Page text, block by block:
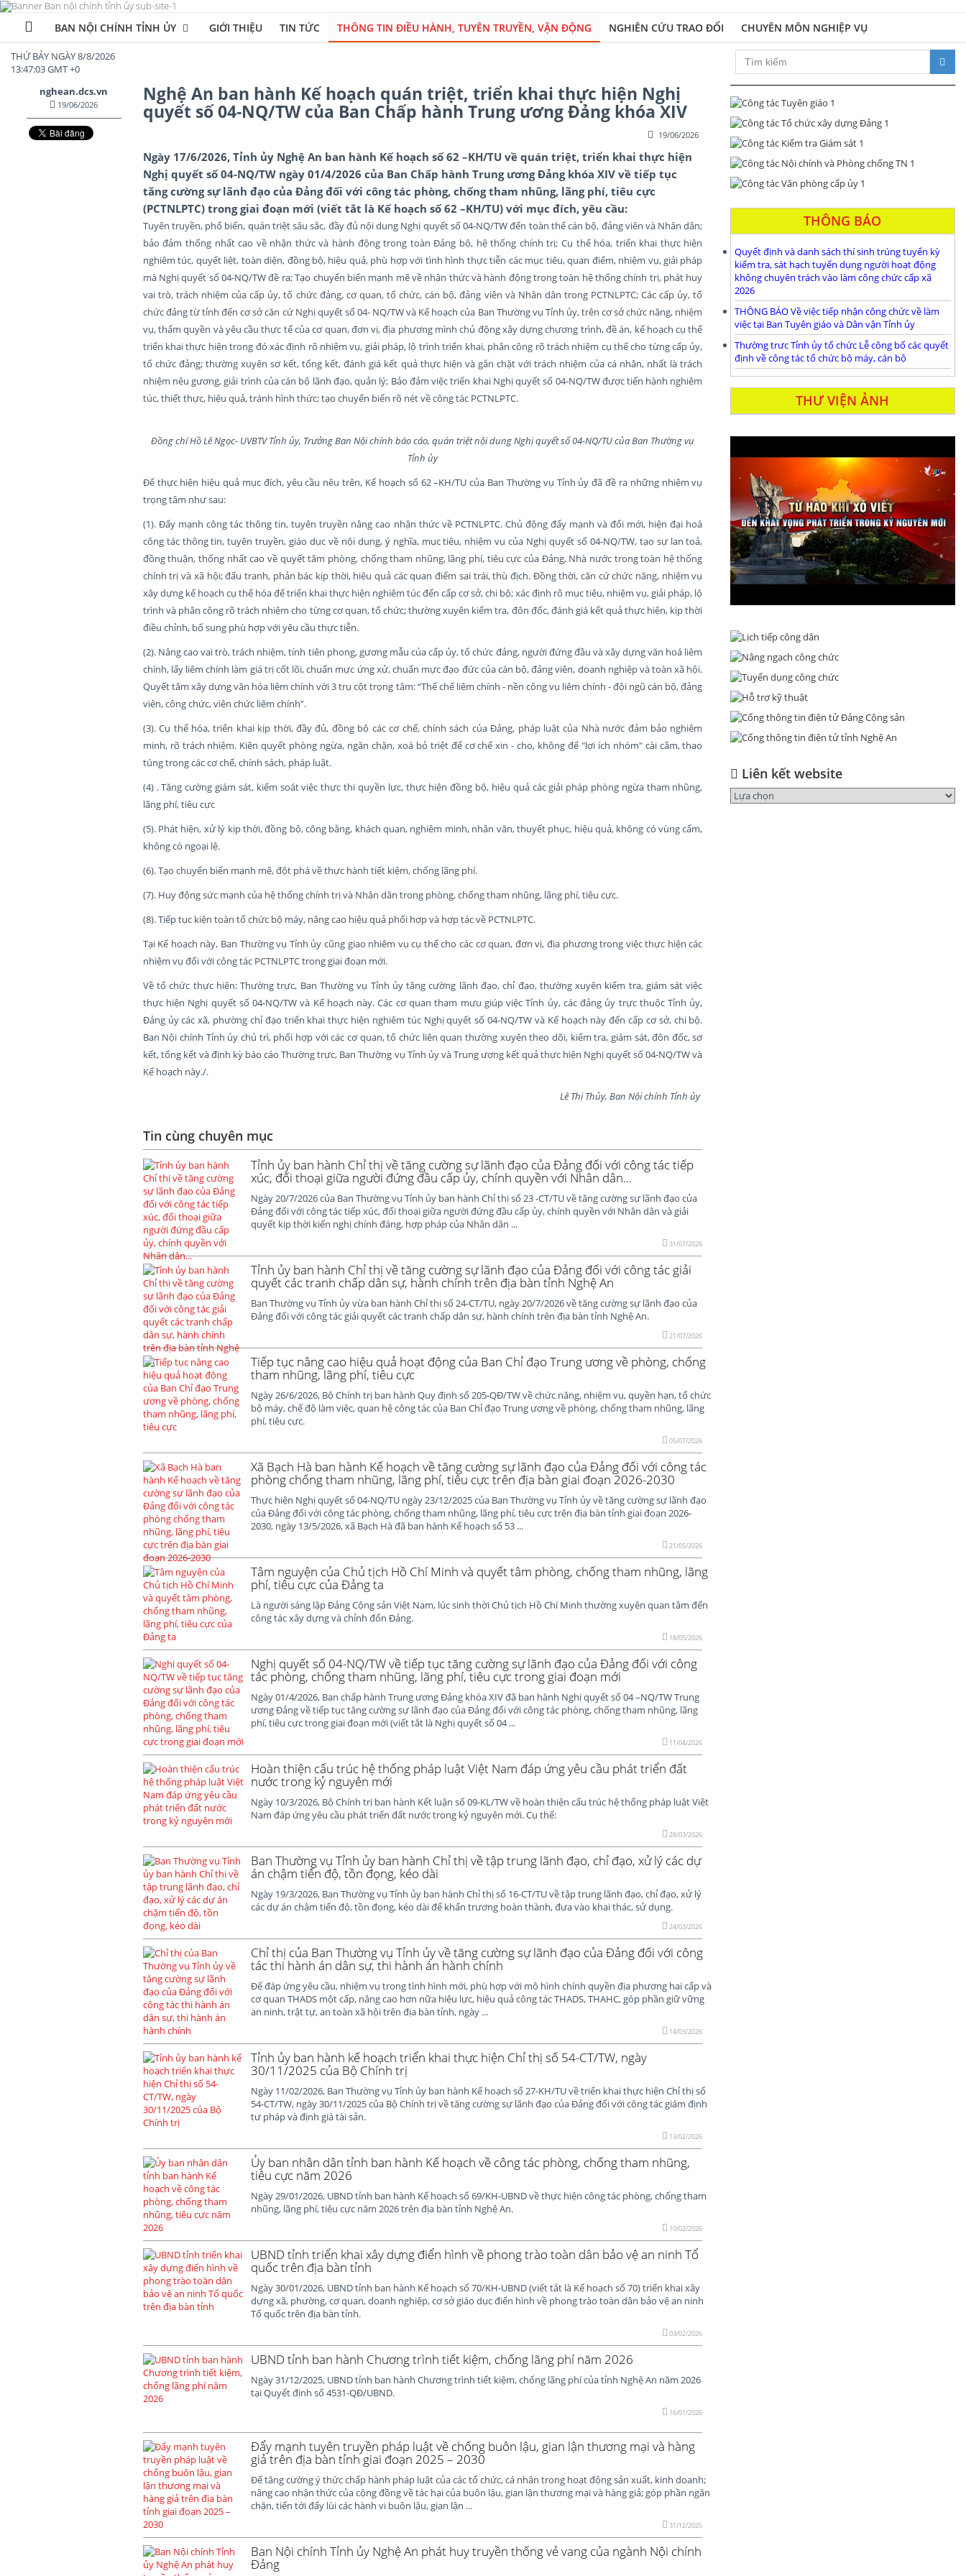
BAN NỘI CHÍNH TỈNH ỦY GIỚI THIỆU TIN TỨC THÔNG TIN ĐIỀU HÀNH, TUYÊN TRUYỀN, VẬN ĐỘNG NGHIÊN CỨU TRAO ĐỔI CHUYÊN MÔN NGHIỆP VỤ
THỨ BẢY NGÀY 8/8/2026
13:47:04 GMT +0
Xây dựng Đảng bộ và hệ
nghean.dcs.vn
19/06/2026 Nghệ An ban hành Kế hoạch quán triệt, triển khai thực hiện Nghị
quyết số 04-NQ/TW của Ban Chấp hành Trung ương Đảng khóa XIV
19/06/2026
Ngày 17/6/2026, Tỉnh ủy Nghệ An ban hành Kế hoạch số 62 –KH/TU về quán triệt, triển khai thực hiện
Nghị quyết số 04-NQ/TW ngày 01/4/2026 của Ban Chấp hành Trung ương Đảng khóa XIV về tiếp tục
tăng cường sự lãnh đạo của Đảng đối với công tác phòng, chống tham nhũng, lãng phí, tiêu cực
(PCTNLPTC) trong giai đoạn mới (viết tắt là Kế hoạch số 62 –KH/TU) với mục đích, yêu cầu:
Tuyên truyền, phổ biến, quán triệt sâu sắc, đầy đủ nội dung Nghị quyết số 04-NQ/TW đến toàn thể cán bộ, đảng viên và Nhân dân;
bảo đảm thống nhất cao về nhận thức và hành động trong toàn Đảng bộ, hệ thống chính trị; Cụ thể hóa, triển khai thực hiện
nghiêm túc, quyết liệt, toàn diện, đồng bộ, hiệu quả, phù hợp với tình hình thực tiễn các mục tiêu, quan điểm, nhiệm vụ, giải pháp
mà Nghị quyết số 04-NQ/TW đề ra; Tạo chuyển biến mạnh mẽ về nhận thức và hành động trong toàn hệ thống chính trị, phát huy
vai trò, trách nhiệm của cấp ủy, tổ chức đảng, cơ quan, tổ chức, cán bộ, đảng viên và Nhân dân trong PCTNLPTC; Các cấp ủy, tổ
chức đảng từ tỉnh đến cơ sở căn cứ Nghị quyết số 04- NQ/TW và Kế hoạch của Ban Thường vụ Tỉnh ủy, trên cơ sở chức năng, nhiệm
vụ, thẩm quyền và yêu cầu thực tế của cơ quan, đơn vị, địa phương mình chủ động xây dựng chương trình, đề án, kế hoạch cụ thể
triển khai thực hiện trong đó xác định rõ nhiệm vụ, giải pháp, lộ trình triển khai, phân công rõ trách nhiệm cụ thể cho từng cấp ủy,
tổ chức đảng; thường xuyên sơ kết, tổng kết, đánh giá kết quả thực hiện và gắn chặt với trách nhiệm của cá nhân, nhất là trách
nhiệm nêu gương, giải trình của cán bộ lãnh đạo, quản lý; Bảo đảm việc triển khai Nghị quyết số 04-NQ/TW được tiến hành nghiêm
túc, thiết thực, hiệu quả, tránh hình thức; tạo chuyển biến rõ nét về công tác PCTNLPTC.
Đồng chí Hồ Lê Ngọc- UVBTV Tỉnh ủy, Trưởng Ban Nội chính báo cáo, quán triệt nội dung Nghị quyết số 04-NQ/TU của Ban Thường vụ
Tỉnh ủy
Để thực hiện hiệu quả mục đích, yêu cầu nêu trên, Kế hoạch số 62 –KH/TU của Ban Thường vụ Tỉnh ủy đã đề ra những nhiệm vụ
trọng tâm như sau:
(1). Đẩy mạnh công tác thông tin, tuyên truyền nâng cao nhận thức về PCTNLPTC. Chủ động đẩy mạnh và đổi mới, hiện đại hoá
công tác thông tin, tuyên truyền, giáo dục về nội dung, ý nghĩa, mục tiêu, nhiệm vụ của Nghị quyết số 04-NQ/TW, tạo sự lan toả,
đồng thuận, thống nhất cao về quyết tâm phòng, chống tham nhũng, lãng phí, tiêu cực của Đảng, Nhà nước trong toàn hệ thống
chính trị và xã hội; đấu tranh, phản bác kịp thời, hiệu quả các quan điểm sai trái, thù địch. Đồng thời, căn cứ chức năng, nhiệm vụ
xây dựng kế hoạch cụ thể hóa để triển khai thực hiện nghiêm túc đến cấp cơ sở, chi bộ; xác định rõ mục tiêu, nhiệm vụ, giải pháp, lộ
trình và phân công rõ trách nhiệm cho từng cơ quan, tổ chức; thường xuyên kiểm tra, đôn đốc, đánh giá kết quả thực hiện, kịp thời
điều chỉnh, bổ sung phù hợp với yêu cầu thực tiễn.
(2). Nâng cao vai trò, trách nhiệm, tính tiên phong, gương mẫu của cấp ủy, tổ chức đảng, người đứng đầu và xây dựng văn hoá liêm
chính, lấy liêm chính làm giá trị cốt lõi, chuẩn mực ứng xử, chuẩn mực đạo đức của cán bộ, đảng viên, doanh nghiệp và toàn xã hội.
Quyết tâm xây dựng văn hóa liêm chính với 3 trụ cột trọng tâm: “Thể chế liêm chính - nền công vụ liêm chính - đội ngũ cán bộ, đảng
viên, công chức, viên chức liêm chính”.
(3). Cụ thể hóa, triển khai kịp thời, đầy đủ, đồng bộ các cơ chế, chính sách của Đảng, pháp luật của Nhà nước đảm bảo nghiêm
minh, rõ trách nhiệm. Kiên quyết phòng ngừa, ngăn chặn, xoá bỏ triệt để cơ chế xin - cho, không để "lợi ích nhóm" cài cắm, thao
túng trong các cơ chế, chính sách, pháp luật.
(4) . Tăng cường giám sát, kiểm soát việc thực thi quyền lực, thực hiện đồng bộ, hiệu quả các giải pháp phòng ngừa tham nhũng,
lãng phí, tiêu cực
(5). Phát hiện, xử lý kịp thời, đồng bộ, công bằng, khách quan, nghiêm minh, nhân văn, thuyết phục, hiệu quả, không có vùng cấm,
không có ngoại lệ.
(6). Tạo chuyển biến mạnh mẽ, đột phá về thực hành tiết kiệm, chống lãng phí.
(7). Huy động sức mạnh của hệ thống chính trị và Nhân dân trong phòng, chống tham nhũng, lãng phí, tiêu cực.
(8). Tiếp tục kiện toàn tổ chức bộ máy, nâng cao hiệu quả phối hợp và hợp tác về PCTNLPTC.
Tại Kế hoạch này, Ban Thường vụ Tỉnh ủy cũng giao nhiêm vụ cụ thể cho các cơ quan, đơn vị, địa phương trong việc thực hiện các
nhiệm vụ đối với công tác PCTNLPTC trong giai đoạn mới.
Về tổ chức thực hiện: Thường trực, Ban Thường vụ Tỉnh ủy tăng cường lãnh đạo, chỉ đạo, thường xuyên kiểm tra, giám sát việc
thực hiện Nghị quyết số 04-NQ/TW và Kế hoạch này. Các cơ quan tham mưu giúp việc Tỉnh ủy, các đảng ủy trực thuộc Tỉnh ủy,
Đảng ủy các xã, phường chỉ đạo triển khai thực hiện nghiêm túc Nghị quyết số 04-NQ/TW và Kế hoạch này đến cấp cơ sở, chi bộ.
Ban Nội chính Tỉnh ủy chủ trì, phối hợp với các cơ quan, tổ chức liên quan thường xuyên theo dõi, kiểm tra, giám sát, đôn đốc, sơ
kết, tổng kết và định kỳ báo cáo Thường trực, Ban Thường vụ Tỉnh ủy và Trung ương kết quả thực hiện Nghị quyết số 04-NQ/TW và
Kế hoạch này./.
Lê Thị Thủy, Ban Nội chính Tỉnh ủy
Tin cùng chuyên mục
Tỉnh ủy ban hành Chỉ thị về tăng cường sự lãnh đạo của Đảng đối với công tác tiếp
xúc, đối thoại giữa người đứng đầu cấp ủy, chính quyền với Nhân dân...
Ngày 20/7/2026 của Ban Thường vụ Tỉnh ủy ban hành Chỉ thị số 23 -CT/TU về tăng cường sự lãnh đạo của
Đảng đối với công tác tiếp xúc, đối thoại giữa người đứng đầu cấp ủy, chính quyền với Nhân dân và giải
quyết kịp thời kiến nghị chính đáng, hợp pháp của Nhân dân ...
31/07/2026
Tỉnh ủy ban hành Chỉ thị về tăng cường sự lãnh đạo của Đảng đối với công tác giải
quyết các tranh chấp dân sự, hành chính trên địa bàn tỉnh Nghệ An
Ban Thường vụ Tỉnh ủy vừa ban hành Chỉ thị số 24-CT/TU, ngày 20/7/2026 về tăng cường sự lãnh đạo của
Đảng đối với công tác giải quyết các tranh chấp dân sự, hành chính trên địa bàn tỉnh Nghệ An.
21/07/2026
Tiếp tục nâng cao hiệu quả hoạt động của Ban Chỉ đạo Trung ương về phòng, chống
tham nhũng, lãng phí, tiêu cực
Ngày 26/6/2026, Bộ Chính trị ban hành Quy định số 205-QĐ/TW về chức năng, nhiệm vụ, quyền hạn, tổ chức
bộ máy, chế độ làm việc, quan hệ công tác của Ban Chỉ đạo Trung ương về phòng, chống tham nhũng, lãng
phí, tiêu cực.
05/07/2026
Xã Bạch Hà ban hành Kế hoạch về tăng cường sự lãnh đạo của Đảng đối với công tác
phòng chống tham nhũng, lãng phí, tiêu cực trên địa bàn giai đoạn 2026-2030
Thực hiện Nghị quyết số 04-NQ/TU ngày 23/12/2025 của Ban Thường vụ Tỉnh ủy về tăng cường sự lãnh đạo
của Đảng đối với công tác phòng, chống tham nhũng, lãng phí, tiêu cực trên địa bàn tỉnh giai đoạn 2026-
2030, ngày 13/5/2026, xã Bạch Hà đã ban hành Kế hoạch số 53 ...
21/05/2026
Tâm nguyện của Chủ tịch Hồ Chí Minh và quyết tâm phòng, chống tham nhũng, lãng
phí, tiêu cực của Đảng ta
Là người sáng lập Đảng Cộng sản Việt Nam, lúc sinh thời Chủ tịch Hồ Chí Minh thường xuyên quan tâm đến
công tác xây dựng và chỉnh đốn Đảng.
18/05/2026
Nghị quyết số 04-NQ/TW về tiếp tục tăng cường sự lãnh đạo của Đảng đối với công
tác phòng, chống tham nhũng, lãng phí, tiêu cực trong giai đoạn mới
Ngày 01/4/2026, Ban chấp hành Trung ương Đảng khóa XIV đã ban hành Nghị quyết số 04 –NQ/TW Trung
ương Đảng về tiếp tục tăng cường sự lãnh đạo của Đảng đối với công tác phòng, chống tham nhũng, lãng
phí, tiêu cực trong giai đoạn mới (viết tắt là Nghị quyết số 04 ...
11/04/2026
Hoàn thiện cấu trúc hệ thống pháp luật Việt Nam đáp ứng yêu cầu phát triển đất
nước trong kỷ nguyên mới
Ngày 10/3/2026, Bộ Chính trị ban hành Kết luận số 09-KL/TW về hoàn thiện cấu trúc hệ thống pháp luật Việt
Nam đáp ứng yêu cầu phát triển đất nước trong kỷ nguyên mới. Cụ thể:
28/03/2026
Ban Thường vụ Tỉnh ủy ban hành Chỉ thị về tập trung lãnh đạo, chỉ đạo, xử lý các dự
án chậm tiến độ, tồn đọng, kéo dài
Ngày 19/3/2026, Ban Thường vụ Tỉnh ủy ban hành Chỉ thị số 16-CT/TU về tập trung lãnh đạo, chỉ đạo, xử lý
các dự án chậm tiến độ, tồn đọng, kéo dài để khẩn trương hoàn thành, đưa vào khai thác, sử dụng.
24/03/2026
Chỉ thị của Ban Thường vụ Tỉnh ủy về tăng cường sự lãnh đạo của Đảng đối với công
tác thi hành án dân sự, thi hành án hành chính
Để đáp ứng yêu cầu, nhiệm vụ trong tình hình mới, phù hợp với mô hình chính quyền địa phương hai cấp và
cơ quan THADS một cấp, nâng cao hơn nữa hiệu lực, hiệu quả công tác THADS, THAHC, góp phần giữ vững
an ninh, trật tự, an toàn xã hội trên địa bàn tỉnh, ngày ...
14/03/2026
Tỉnh ủy ban hành kế hoạch triển khai thực hiện Chỉ thị số 54-CT/TW, ngày
30/11/2025 của Bộ Chính trị
Ngày 11/02/2026, Ban Thường vụ Tỉnh ủy ban hành Kế hoạch số 27-KH/TU về triển khai thực hiện Chỉ thị số
54-CT/TW, ngày 30/11/2025 của Bộ Chính trị về tăng cường sự lãnh đạo của Đảng đối với công tác giám định
tư pháp và định giá tài sản.
13/02/2026
Ủy ban nhân dân tỉnh ban hành Kế hoạch về công tác phòng, chống tham nhũng,
tiêu cực năm 2026
Ngày 29/01/2026, UBND tỉnh ban hành Kế hoạch số 69/KH-UBND về thực hiện công tác phòng, chống tham
nhũng, lãng phí, tiêu cực năm 2026 trên địa bàn tỉnh Nghệ An.
10/02/2026
UBND tỉnh triển khai xây dựng điển hình về phong trào toàn dân bảo vệ an ninh Tổ
quốc trên địa bàn tỉnh
Ngày 30/01/2026, UBND tỉnh ban hành Kế hoạch số 70/KH-UBND (viết tắt là Kế hoạch số 70) triển khai xây
dựng xã, phường, cơ quan, doanh nghiệp, cơ sở giáo dục điển hình về phong trào toàn dân bảo vệ an ninh
Tổ quốc trên địa bàn tỉnh.
03/02/2026
UBND tỉnh ban hành Chương trình tiết kiệm, chống lãng phí năm 2026
Ngày 31/12/2025, UBND tỉnh ban hành Chương trình tiết kiệm, chống lãng phí của tỉnh Nghệ An năm 2026
tại Quyết định số 4531-QĐ/UBND.
16/01/2026
Đẩy mạnh tuyên truyền pháp luật về chống buôn lậu, gian lận thương mại và hàng
giả trên địa bàn tỉnh giai đoạn 2025 – 2030
Để tăng cường ý thức chấp hành pháp luật của các tổ chức, cá nhân trong hoạt động sản xuất, kinh doanh;
nâng cao nhận thức của cộng đồng về tác hại của buôn lậu, gian lận thương mại và hàng giả; góp phần ngăn
chặn, tiến tới đẩy lùi các hành vi buôn lậu, gian lận ...
31/12/2025
Ban Nội chính Tỉnh ủy Nghệ An phát huy truyền thống vẻ vang của ngành Nội chính
Đảng
THÔNG BÁO
Quyết định và danh sách thí sinh trúng tuyển kỳ
kiểm tra, sát hạch tuyển dụng người hoạt động
không chuyên trách vào làm công chức cấp xã
2026
THÔNG BÁO Về việc tiếp nhận công chức về làm
việc tại Ban Tuyên giáo và Dân vận Tỉnh ủy
Thường trưc Tỉnh ủy tổ chức Lễ công bố các quyết
định về công tác tổ chức bộ máy, cán bộ
THƯ VIỆN ẢNH
Liên kết website